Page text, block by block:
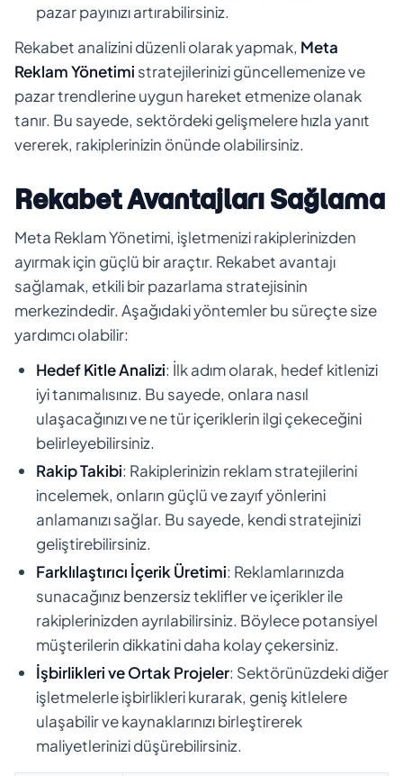
pazar payınızı artırabilirsiniz.
Rekabet analizini düzenli olarak yapmak, Meta
Reklam Yönetimi stratejilerinizi güncellemenize ve
pazar trendlerine uygun hareket etmenize olanak
tanır. Bu sayede, sektördeki gelişmelere hızla yanıt
vererek, rakiplerinizin önünde olabilirsiniz.
Rekabet Avantajları Sağlama
Meta Reklam Yönetimi, işletmenizi rakiplerinizden
ayırmak için güçlü bir araçtır. Rekabet avantajı
sağlamak, etkili bir pazarlama stratejisinin
merkezindedir. Aşağıdaki yöntemler bu süreçte size
yardımcı olabilir:
Hedef Kitle Analizi: İlk adım olarak, hedef kitlenizi
iyi tanımalısınız. Bu sayede, onlara nasıl
ulaşacağınızı ve ne tür içeriklerin ilgi çekeceğini
belirleyebilirsiniz.
Rakip Takibi: Rakiplerinizin reklam stratejilerini
incelemek, onların güçlü ve zayıf yönlerini
anlamanızı sağlar. Bu sayede, kendi stratejinizi
geliştirebilirsiniz.
Farklılaştırıcı İçerik Üretimi: Reklamlarınızda
sunacağınız benzersiz teklifler ve içerikler ile
rakiplerinizden ayrılabilirsiniz. Böylece potansiyel
müşterilerin dikkatini daha kolay çekersiniz.
İşbirlikleri ve Ortak Projeler: Sektörünüzdeki diğer
işletmelerle işbirlikleri kurarak, geniş kitlelere
ulaşabilir ve kaynaklarınızı birleştirerek
maliyetlerinizi düşürebilirsiniz.